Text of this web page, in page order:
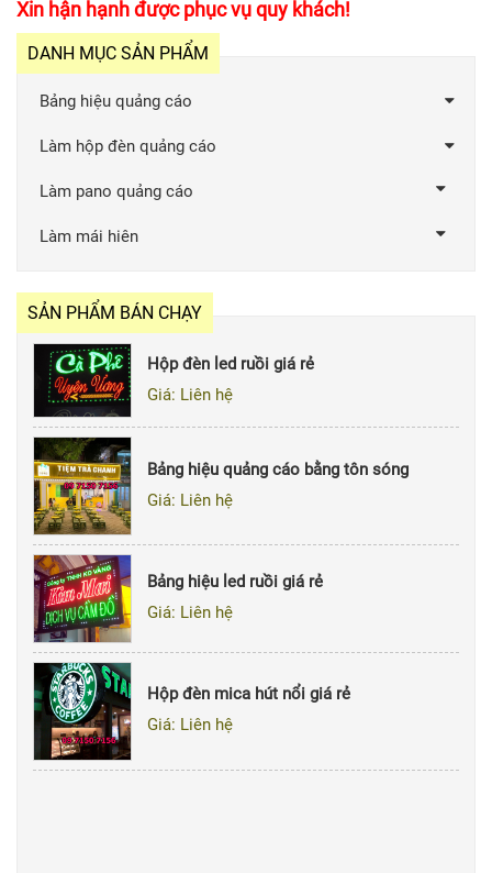
Xin hận hạnh được phục vụ quy khách!
DANH MỤC SẢN PHẨM
Bảng hiệu quảng cáo
Làm hộp đèn quảng cáo
Làm pano quảng cáo
Làm mái hiên
SẢN PHẨM BÁN CHẠY
Hộp đèn led ruồi giá rẻ
Giá: Liên hệ
Bảng hiệu quảng cáo bằng tôn sóng
Giá: Liên hệ
Bảng hiệu led ruồi giá rẻ
Giá: Liên hệ
Hộp đèn mica hút nổi giá rẻ
Giá: Liên hệ